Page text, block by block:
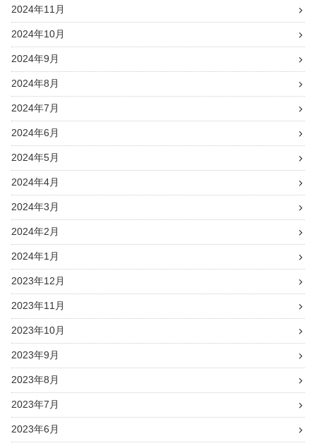
2024年11月
2024年10月
2024年9月
2024年8月
2024年7月
2024年6月
2024年5月
2024年4月
2024年3月
2024年2月
2024年1月
2023年12月
2023年11月
2023年10月
2023年9月
2023年8月
2023年7月
2023年6月